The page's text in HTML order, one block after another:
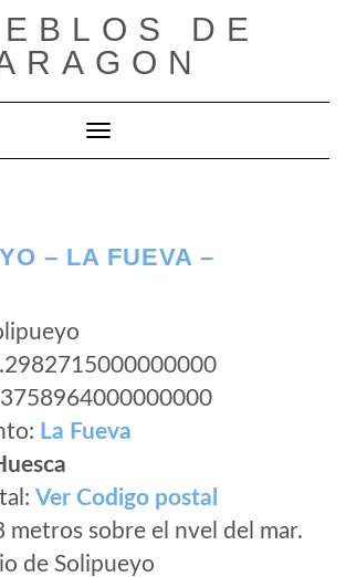
DE
Cambiar modo de navegación
– LA FUEVA –
La Fueva
Ver Codigo postal
sobre el nvel del mar.
de Solipueyo